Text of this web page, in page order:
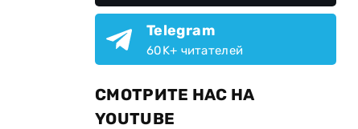
Telegram
60K+ читателей
СМОТРИТЕ НАС НА
YOUTUBE